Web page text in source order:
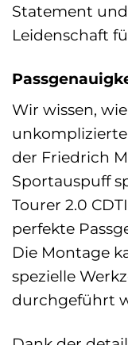
Statement
Leidenschaft
Wir wissen,
der Friedrich
Sportauspuff
Tourer 2.0
perfekte
Die Montage
spezielle
durchgeführt